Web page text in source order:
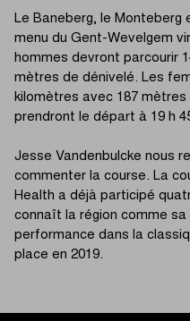
Le Baneberg, le
menu du Gent-Wevelgem
hommes devront parcourir
mètres de dénivelé. Les
kilomètres avec 187
prendront le départ à 19 h
Jesse Vandenbulcke nous
commenter la course. La
Health a déjà participé
connaît la région comme sa
performance dans la
place en 2019.